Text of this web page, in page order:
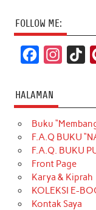
FOLLOW ME:
c
e
b
o
o
k
t
a
g
r
a
m
T
o
k
HALAMAN
Buku
F.A.Q BUKU
F.A.Q. BUKU
Front Page
Karya & Kiprah
KOLEKSI E-
Kontak Saya